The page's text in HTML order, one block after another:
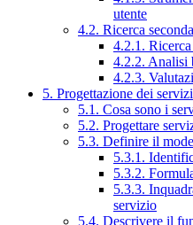
utente
4.2. Ricerca
4.2.1.
4.2.2. Analisi
4.2.3.
5. Progettazione dei servizi
5.1. Cosa sono i
5.2. Progettare
5.3. Definire il
5.3.1.
5.3.2.
5.3.3.
servizio
5.4. Descrivere il